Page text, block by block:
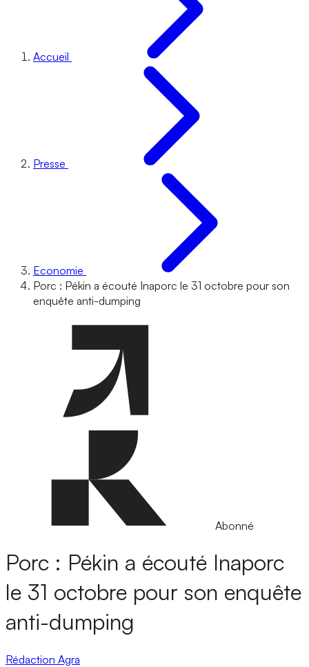
Accueil
Presse
Economie
Porc : Pékin a écouté Inaporc le 31 octobre pour son
enquête anti-dumping
Abonné
Porc : Pékin a écouté Inaporc
le 31 octobre pour son enquête
anti-dumping
Rédaction Agra